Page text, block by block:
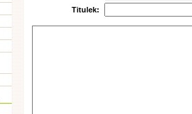
Titulek: